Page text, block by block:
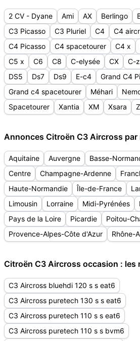
2 CV - Dyane Ami AX Berlingo
C3 Picasso
C3 Pluriel C4 C4
C4 Picasso
C4 spacetourer C4 x
C5 x
C6 C8 C-elysée CX C-
DS5
Ds7 Ds9 E-c4
Grand C4
Grand c4 spacetourer
Méhari
Spacetourer
Xantia XM Xsara
Annonces Citroën C3 Aircross par
Aquitaine Auvergne Basse-
Centre
Champagne-Ardenne
Haute-Normandie
Île-de-France
Limousin
Lorraine Midi-Pyrénées
Pays de la Loire
Picardie
Poitou-
Provence-Alpes-Côte d'Azur
Rhône-
Citroën C3 Aircross occasion : les
C3 Aircross bluehdi 120 s s eat6
C3 Aircross puretech 130 s s eat6
C3 Aircross puretech 110 s s eat6
C3 Aircross puretech 110 s s bvm6